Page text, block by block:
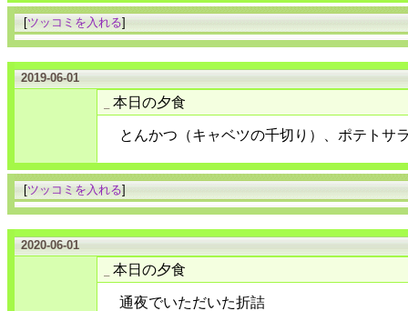
[ツッコミを入れる]
2019-06-01
本日の夕食
とんかつ（キャベツの千切り）、ポテトサ
[ツッコミを入れる]
2020-06-01
本日の夕食
通夜でいただいた折詰